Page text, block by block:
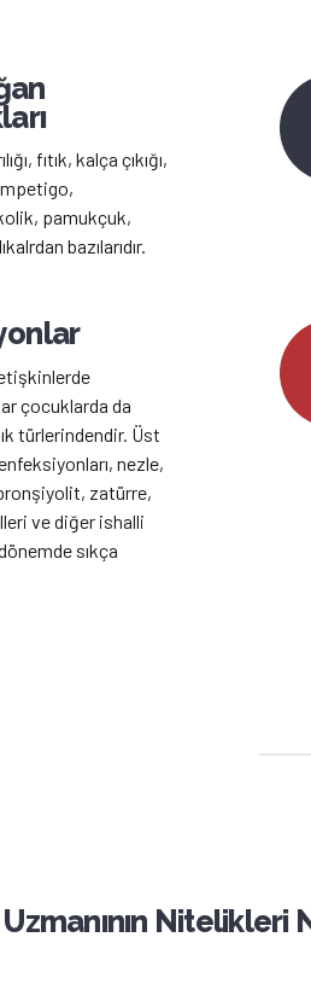
fıtık, kalça çıkığı,
pamukçuk,
bazılarıdır.
çocuklarda da
türlerindendir. Üst
nezle,
zatürre,
ve diğer ishalli
sıkça
Nitelikleri